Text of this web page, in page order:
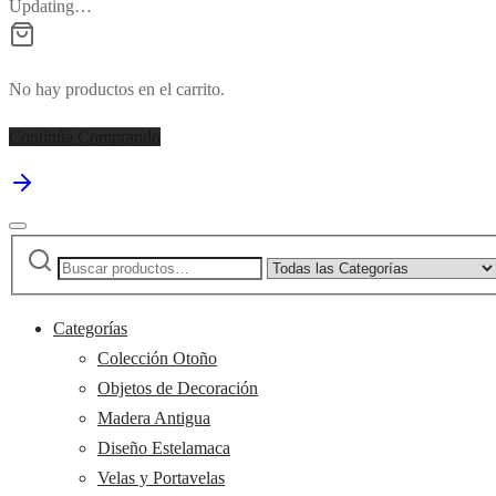
Updating…
No hay productos en el carrito.
Buscar
Narrow
Categorías
Colección Otoño
Objetos de Decoración
Madera Antigua
Diseño Estelamaca
Velas y Portavelas